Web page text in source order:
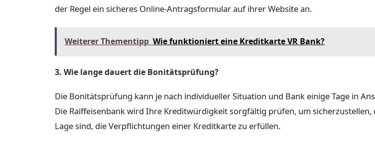
der Regel ein sicheres Online-Antragsformular auf ihrer Website an.
Weiterer Thementipp Wie funktioniert eine Kreditkarte VR Bank?
3. Wie lange dauert die Bonitätsprüfung?
Die Bonitätsprüfung kann je nach individueller Situation und Bank einige Tage in
Die Raiffeisenbank wird Ihre Kreditwürdigkeit sorgfältig prüfen, um sicherzustellen,
Lage sind, die Verpflichtungen einer Kreditkarte zu erfüllen.